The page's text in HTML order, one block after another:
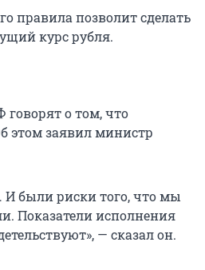
правила позволит сделать
курс рубля.
говорят о том, что
этом заявил министр
И были риски того, что мы
Показатели исполнения
— сказал он.